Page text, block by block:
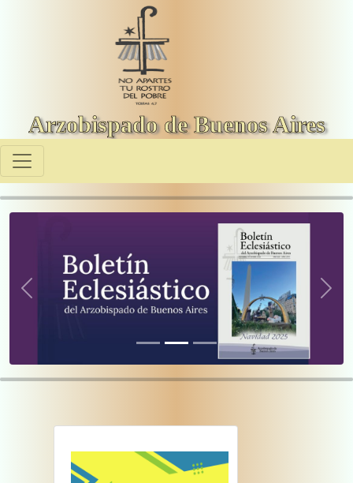
Arzobispado de Buenos Aires
Previous Next